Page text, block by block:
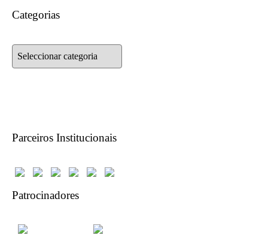
Categorias
Categorias
Parceiros Institucionais
Patrocinadores